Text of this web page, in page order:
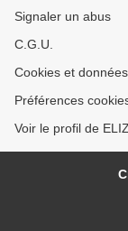
Signaler un abus
C.G.U.
Cookies et
Préférences
Voir le profil de